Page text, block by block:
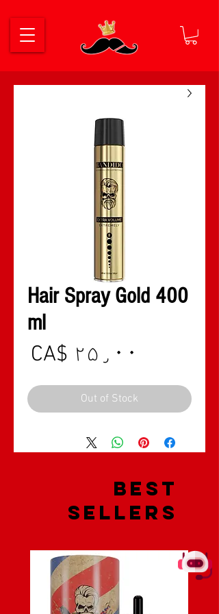
Hair Spray Gold 400
ml
CA$ ۲۵٫۰۰
Out of Stock
Best
Sellers